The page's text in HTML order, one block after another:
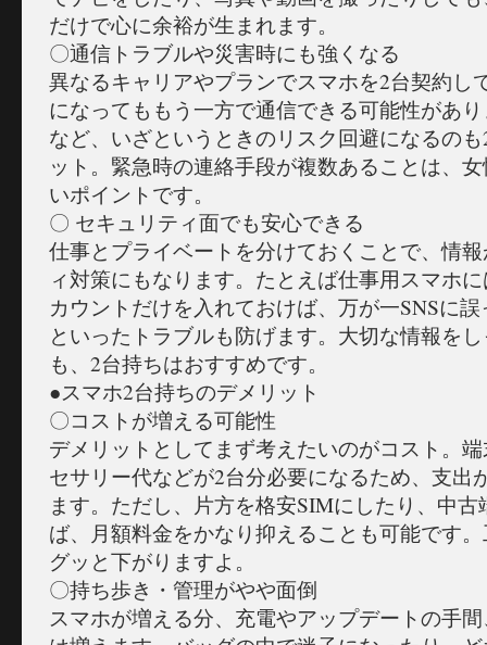
だけで心に余裕が生まれます。
〇通信トラブルや災害時にも強くなる
異なるキャリアやプランでスマホを2台契約し
になってももう一方で通信できる可能性があ
など、いざというときのリスク回避になるの
ット。緊急時の連絡手段が複数あることは、
いポイントです。
〇 セキュリティ面でも安心できる
仕事とプライベートを分けておくことで、情
ィ対策にもなります。たとえば仕事用スマホ
カウントだけを入れておけば、万が一SNSに
といったトラブルも防げます。大切な情報を
も、2台持ちはおすすめです。
●スマホ2台持ちのデメリット
〇コストが増える可能性
デメリットとしてまず考えたいのがコスト。
セサリー代などが2台分必要になるため、支出
ます。ただし、片方を格安SIMにしたり、中
ば、月額料金をかなり抑えることも可能です
グッと下がりますよ。
〇持ち歩き・管理がやや面倒
スマホが増える分、充電やアップデートの手